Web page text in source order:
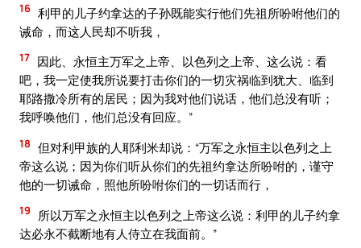
16 利甲的儿子约拿达的子孙既能实行他们先祖所吩咐他们的
诫命，而这人民却不听我，
17 因此、永恒主万军之上帝、以色列之上帝、这么说：看
吧，我一定使我所说要打击你们的一切灾祸临到犹大、临到
耶路撒冷所有的居民；因为我对他们说话，他们总没有听；
我呼唤他们，他们总没有回应。”
18 但对利甲族的人耶利米却说：“万军之永恒主以色列之上
帝这么说；因为你们听从你们的先祖约拿达所吩咐的，谨守
他的一切诫命，照他所吩咐你们的一切话而行，
19
所以万军之永恒主以色列之上帝这么说：利甲的儿子约拿
达必永不截断地有人侍立在我面前。”